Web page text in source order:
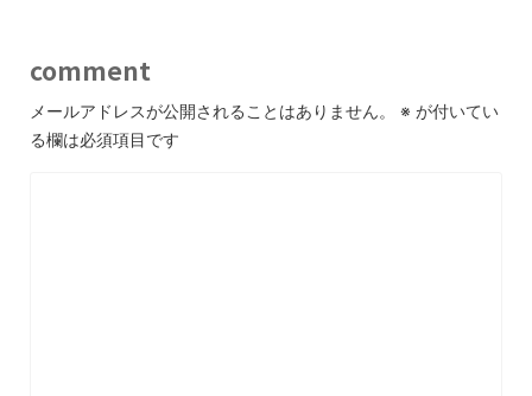
comment
メールアドレスが公開されることはありません。 ※ が付いてい
る欄は必須項目です